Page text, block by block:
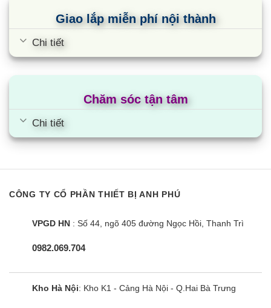
Giao lắp miễn phí nội thành
Chi tiết
Chăm sóc tận tâm
Chi tiết
CÔNG TY CỔ PHẦN THIẾT BỊ ANH PHÚ
VPGD HN : Số 44, ngõ 405 đường Ngọc Hồi, Thanh Trì
0982.069.704
Kho Hà Nội: Kho K1 - Cảng Hà Nội - Q.Hai Bà Trưng